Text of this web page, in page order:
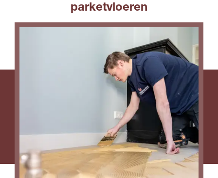
parketvloeren